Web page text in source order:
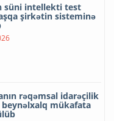
süni intellekti test
şirkətin sisteminə
rəqəmsal idarəçilik
mükafata